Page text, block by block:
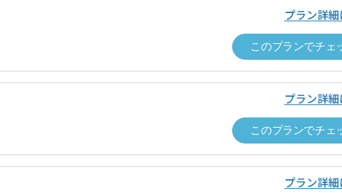
プラン詳
このプランでチェ
プラン詳
このプランでチェ
プラン詳
お得さ 0.0
ワークスペースごとに表示（税込表
ドロップイン料金以外
なし
ドロップインの当日にワークスペース内で
ワークスペースごとに表示（税込表
ドロップイン料金以外
なし
ドロップインの当日にワークスペース内で
チェックインの手続きが完了した時
クレジットカード決済（VISA，